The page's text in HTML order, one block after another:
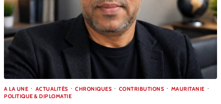
A LA UNE ACTUALITÉS CHRONIQUES CONTRIBUTIONS
MAURITANIE
POLITIQUE & DIPLOMATIE